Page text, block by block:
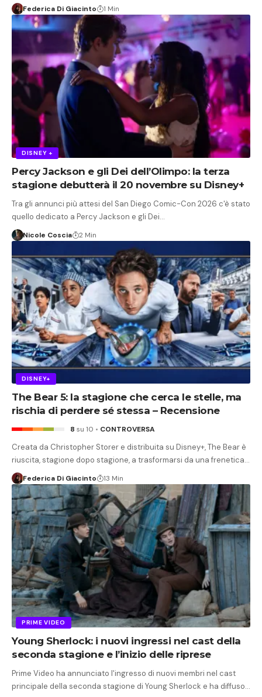
Federica Di Giacinto 1 Min
DISNEY +
Percy Jackson e gli Dei dell’Olimpo: la terza
stagione debutterà il 20 novembre su Disney+
Tra gli annunci più attesi del San Diego Comic-Con 2026 c'è stato
quello dedicato a Percy Jackson e gli Dei…
Nicole Coscia 2 Min
DISNEY+
The Bear 5: la stagione che cerca le stelle, ma
rischia di perdere sé stessa – Recensione
8 su 10 CONTROVERSA
Creata da Christopher Storer e distribuita su Disney+, The Bear è
riuscita, stagione dopo stagione, a trasformarsi da una frenetica…
Federica Di Giacinto 13 Min
PRIME VIDEO
Young Sherlock: i nuovi ingressi nel cast della
seconda stagione e l’inizio delle riprese
Prime Video ha annunciato l'ingresso di nuovi membri nel cast
principale della seconda stagione di Young Sherlock e ha diffuso…